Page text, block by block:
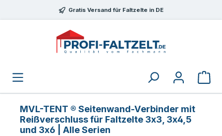
Zum Hauptinhalt springenGratis Versand für Faltzelte in DE
MVL-TENT ® Seitenwand-Verbinder mit
Reißverschluss für Faltzelte 3x3, 3x4,5
und 3x6 | Alle Serien